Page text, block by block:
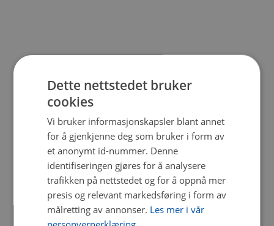
Dette nettstedet bruker
cookies
Vi bruker informasjonskapsler blant annet
for å gjenkjenne deg som bruker i form av
et anonymt id-nummer. Denne
identifiseringen gjøres for å analysere
trafikken på nettstedet og for å oppnå mer
presis og relevant markedsføring i form av
målretting av annonser. Les mer i vår